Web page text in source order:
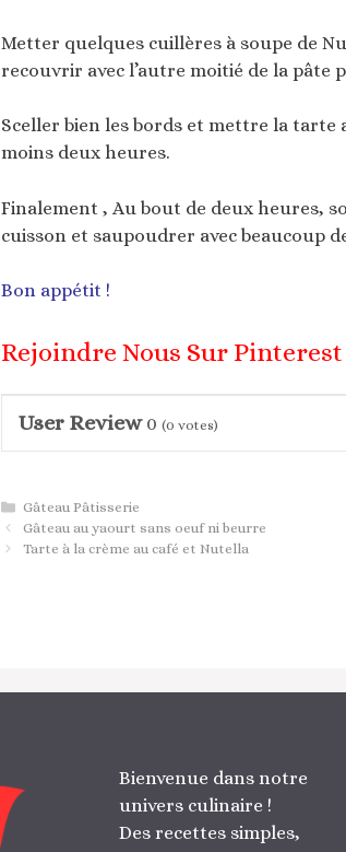
Metter quelques cuillères à soupe de
recouvrir avec l’autre moitié de la pâte
Sceller bien les bords et mettre la
moins deux heures.
Finalement , Au bout de deux heures,
cuisson et saupoudrer avec beaucoup
Bon appétit !
Rejoindre Nous Sur Pinterest
User Review 0 (0 votes)
Catégories
Gâteau Pâtisserie
Gâteau au yaourt sans oeuf ni beurre
Tarte à la crème au café et Nutella
Bienvenue dans notre
univers culinaire !
Des recettes simples,